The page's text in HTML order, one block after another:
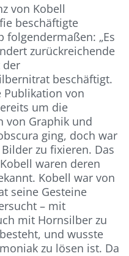
von Kobell
beschäftigte
folgendermaßen: „Es
zurückreichende
der
beschäftigt.
Publikation von
um die
von Graphik und
ging, doch war
zu fixieren. Das
waren deren
Kobell war von
seine Gesteine
– mit
mit Hornsilber zu
und wusste
zu lösen ist. Da